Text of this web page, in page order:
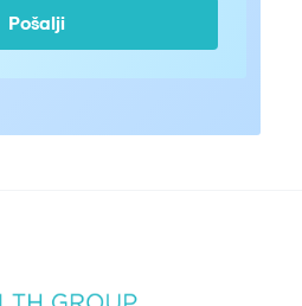
se da mi šalju
poruke
aktivnosti
Pošalji